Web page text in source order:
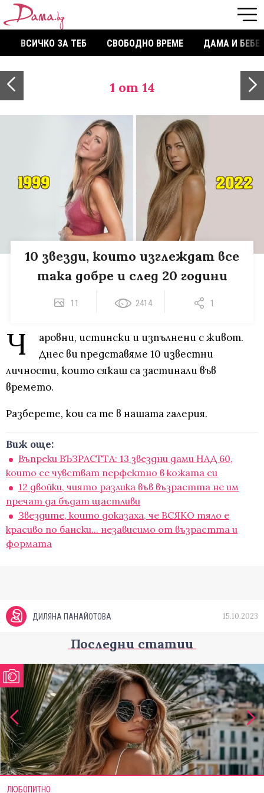
ВСИЧКО ЗА ТЕБ СВОБОДНО ВРЕМЕ ДАМА И БЕБЕ
1 от 14
10 звезди, които изглеждат все
така добре и след 20 години
11 2414 1
Ч
аровни, истински и изпълнени с живот.
Днес ви представяме 10 известни
личности, които сякаш са застинали във
времето.
Разберете, кои са те в нашата галерия.
Виж още:
Въпреки ВЪЗРАСТТА: 13 звездни дами НАД 60,
които се чувстват перфектно в кожата си
12 двойки, чиято разлика във възрастта не им
пречат да бъдат щастливи
Звездите, които доказаха, че ВСЯКО тяло е
красиво по бански... независимо от възрастта и
формата
ДИЛЯНА ПАНАЙОТОВА 15.10.2023
Последни статии
ЛЮБОПИТНО